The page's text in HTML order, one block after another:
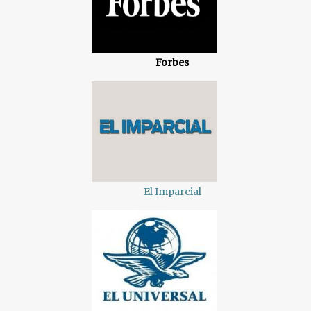
Forbes
El Imparcial